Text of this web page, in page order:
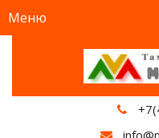
Меню